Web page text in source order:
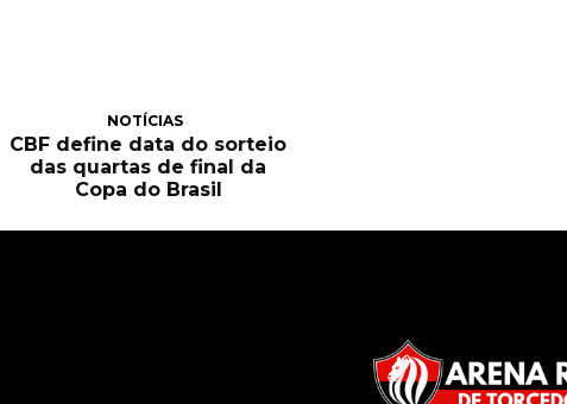
NOTÍCIAS
CBF define data do sorteio
das quartas de final da
Copa do Brasil